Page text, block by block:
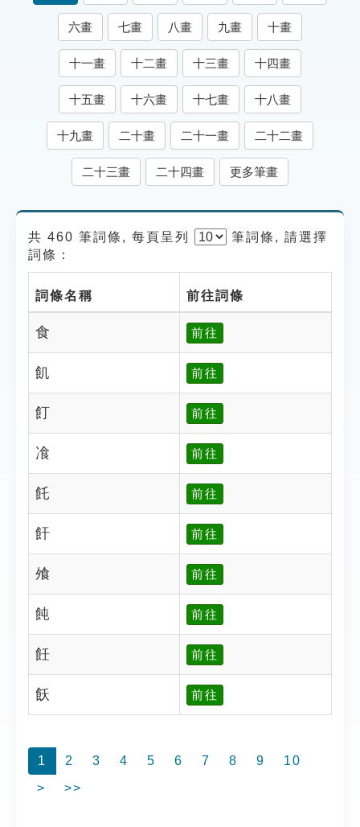
知識索引
單字索引
生命大百科索引
遊戲專區
貓頭鷹博士
六畫 七畫 八畫 九畫 十畫
十一畫 十二畫 十三畫 十四畫
十五畫 十六畫 十七畫 十八畫
十九畫 二十畫 二十一畫 二十二畫
二十三畫 二十四畫 更多筆畫
共 460 筆詞條, 每頁呈列 筆詞條, 請選擇
詞條：
詞條名稱 前往詞條
食 前往
飢 前往
飣 前往
飡 前往
飥 前往
飦 前往
飧 前往
飩 前往
飪 前往
飫 前往
1 2 3 4 5 6 7 8 9
10
>
>>